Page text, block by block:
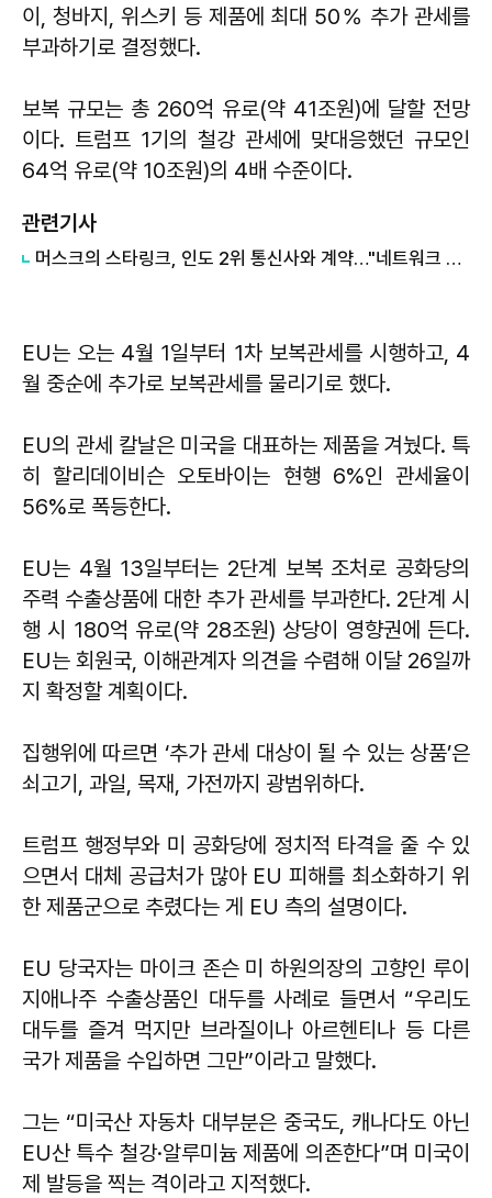
이, 청바지, 위스키 등 제품에 최대 50％ 추가 관세를
부과하기로 결정했다.
보복 규모는 총 260억 유로(약 41조원)에 달할 전망
이다. 트럼프 1기의 철강 관세에 맞대응했던 규모인
64억 유로(약 10조원)의 4배 수준이다.
관련기사
머스크의 스타링크, 인도 2위 통신사와 계약…"네트워크 인프라 활용"
EU는 오는 4월 1일부터 1차 보복관세를 시행하고, 4
월 중순에 추가로 보복관세를 물리기로 했다.
EU의 관세 칼날은 미국을 대표하는 제품을 겨눴다. 특
히 할리데이비슨 오토바이는 현행 6%인 관세율이
56%로 폭등한다.
EU는 4월 13일부터는 2단계 보복 조처로 공화당의
주력 수출상품에 대한 추가 관세를 부과한다. 2단계 시
행 시 180억 유로(약 28조원) 상당이 영향권에 든다.
EU는 회원국, 이해관계자 의견을 수렴해 이달 26일까
지 확정할 계획이다.
집행위에 따르면 ‘추가 관세 대상이 될 수 있는 상품’은
쇠고기, 과일, 목재, 가전까지 광범위하다.
트럼프 행정부와 미 공화당에 정치적 타격을 줄 수 있
으면서 대체 공급처가 많아 EU 피해를 최소화하기 위
한 제품군으로 추렸다는 게 EU 측의 설명이다.
EU 당국자는 마이크 존슨 미 하원의장의 고향인 루이
지애나주 수출상품인 대두를 사례로 들면서 “우리도
대두를 즐겨 먹지만 브라질이나 아르헨티나 등 다른
국가 제품을 수입하면 그만”이라고 말했다.
그는 “미국산 자동차 대부분은 중국도, 캐나다도 아닌
EU산 특수 철강·알루미늄 제품에 의존한다”며 미국이
제 발등을 찍는 격이라고 지적했다.